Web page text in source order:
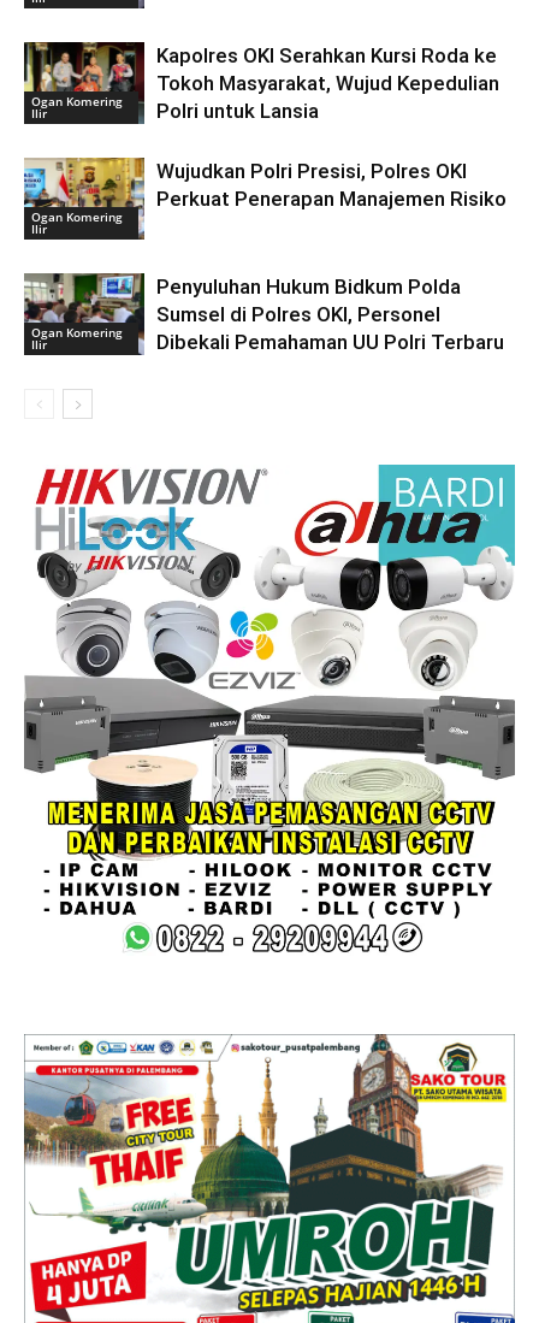
Ogan Komering
Ilir
Kapolres OKI Serahkan Kursi Roda ke
Tokoh Masyarakat, Wujud Kepedulian
Polri untuk Lansia
Ogan Komering
Ilir
Wujudkan Polri Presisi, Polres OKI
Perkuat Penerapan Manajemen Risiko
Ogan Komering
Ilir
Penyuluhan Hukum Bidkum Polda
Sumsel di Polres OKI, Personel
Dibekali Pemahaman UU Polri Terbaru